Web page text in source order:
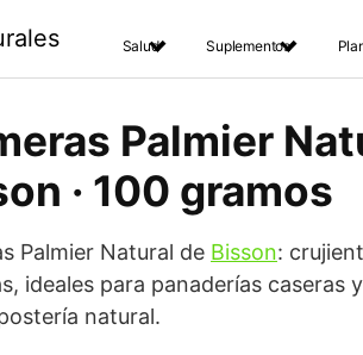
Salud Suplementos
Palmier
· 100 gramos
Palmier Natural de Bisson:
ideales para panaderías caseras
natural.